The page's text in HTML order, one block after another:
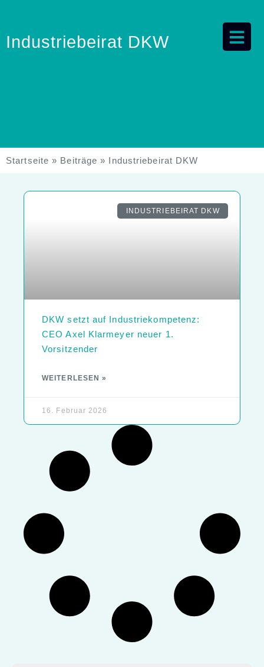
Industriebeirat DKW
Startseite » Beiträge » Industriebeirat DKW
INDUSTRIEBEIRAT DKW
DKW setzt auf Industriekompetenz:
CEO Axel Klarmeyer neuer 1.
Vorsitzender
WEITERLESEN »
16. Februar 2026